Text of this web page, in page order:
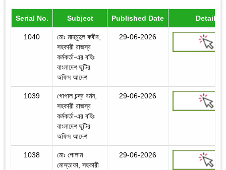
Serial No. Subject Published Date Details
1040
মোঃ মাহমুদুল কবীর,
সহকারী রাজস্ব
কর্মকর্তা-এর বহিঃ
বাংলাদেশ ছুটির
অফিস আদেশ
29-06-2026
1039
গোপাল চন্দ্র বর্মন,
সহকারী রাজস্ব
কর্মকর্তা-এর বহিঃ
বাংলাদেশ ছুটির
অফিস আদেশ
29-06-2026
1038
মোঃ গোলাম
মোস্তাফা, সহকারী
29-06-2026